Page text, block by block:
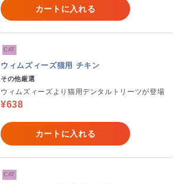
カートに入れる
CAT
ウィムズィーズ猫用 チキン
その他厳選
ウィムズィーズより猫用デンタルトリーツが登場
¥638
カートに入れる
CAT